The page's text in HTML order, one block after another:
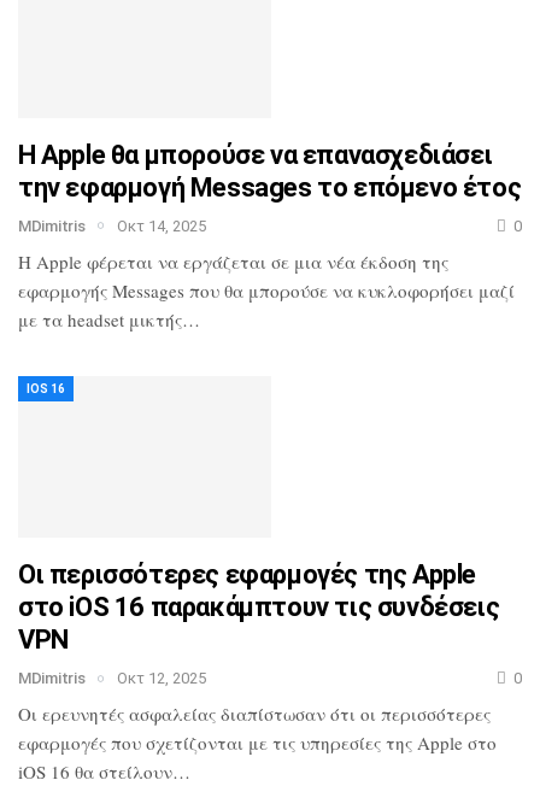
Η Apple θα μπορούσε να επανασχεδιάσει
την εφαρμογή Messages το επόμενο έτος
MDimitris Οκτ 14, 2025 0
Η Apple φέρεται να εργάζεται σε μια νέα έκδοση της
εφαρμογής Messages που θα μπορούσε να κυκλοφορήσει μαζί
με τα headset μικτής…
IOS 16
Οι περισσότερες εφαρμογές της Apple
στο iOS 16 παρακάμπτουν τις συνδέσεις
VPN
MDimitris Οκτ 12, 2025 0
Οι ερευνητές ασφαλείας διαπίστωσαν ότι οι περισσότερες
εφαρμογές που σχετίζονται με τις υπηρεσίες της Apple στο
iOS 16 θα στείλουν…